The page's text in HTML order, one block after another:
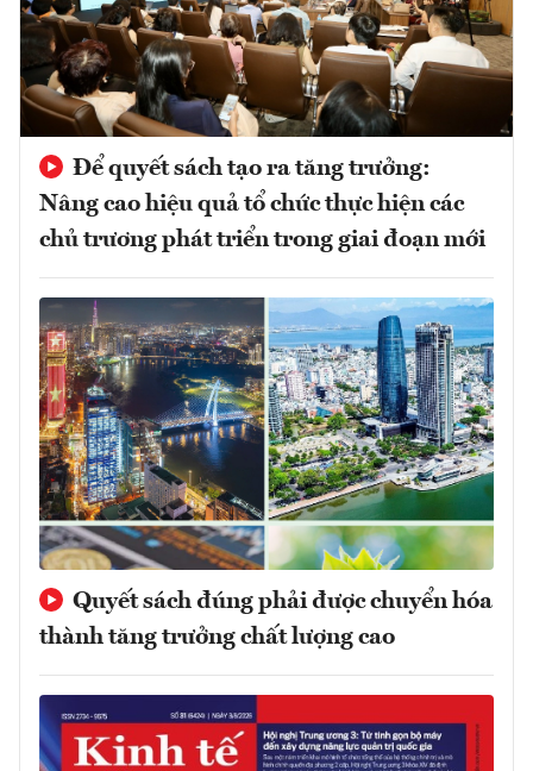
Để quyết sách tạo ra tăng trưởng:
Nâng cao hiệu quả tổ chức thực hiện các
chủ trương phát triển trong giai đoạn mới
Quyết sách đúng phải được chuyển hóa
thành tăng trưởng chất lượng cao